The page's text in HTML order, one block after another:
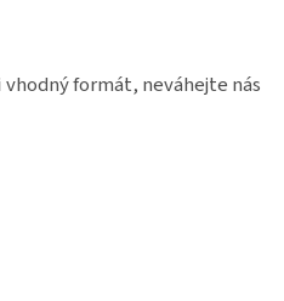
formát, neváhejte nás